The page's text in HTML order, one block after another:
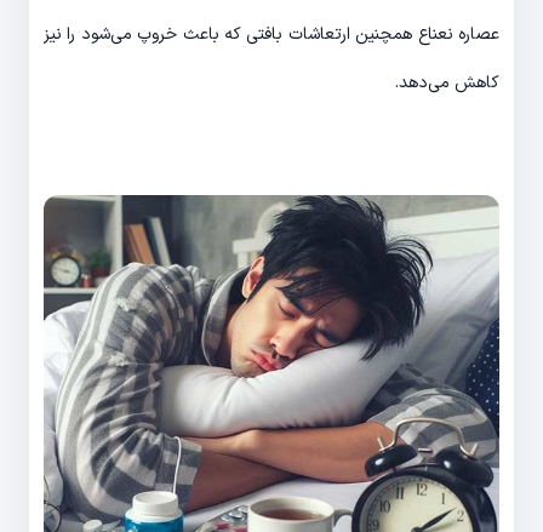
عصاره نعناع همچنین ارتعاشات بافتی که باعث خروپ می‌شود را نیز
کاهش می‌دهد.